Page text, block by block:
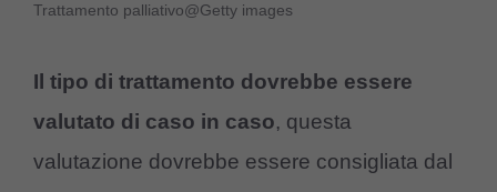
Trattamento palliativo@Getty images
Il tipo di trattamento dovrebbe essere
valutato di caso in caso, questa
valutazione dovrebbe essere consigliata dal